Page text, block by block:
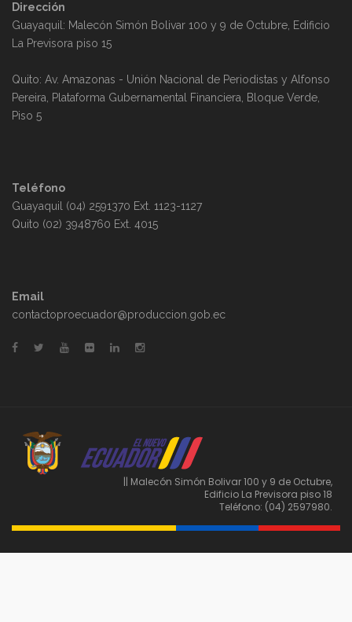
Dirección
Guayaquil: Malecón Simón Bolivar 100 y 9 de Octubre, Edificio
La Previsora piso 15
Quito: Av. Amazonas - Unión Nacional de Periodistas y Alfonso
Pereira, Plataforma Gubernamental Financiera, Bloque Verde,
Piso 5
Teléfono
Guayaquil (04) 2591370 Ext. 1123-1127
Quito (02) 3948760 Ext. 4015
Email
contactoproecuador@produccion.gob.ec
|| Malecón Simón Bolivar 100 y 9 de Octubre,
Edificio La Previsora piso 18
Teléfono: (04) 2597980.